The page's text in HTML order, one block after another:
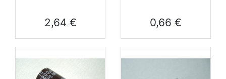
Prix
2,64 € Prix
0,66 €